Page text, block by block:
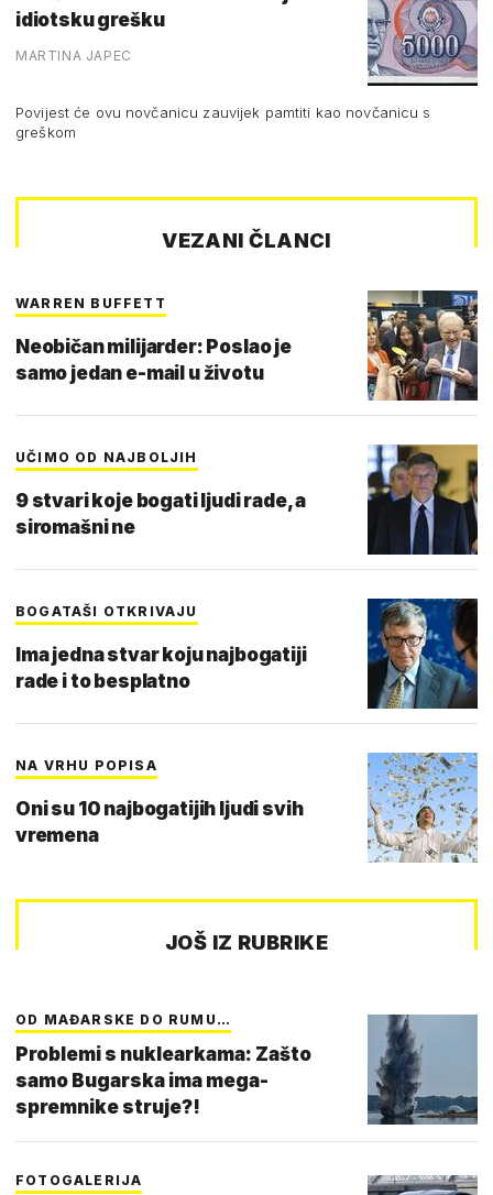
idiotsku grešku
MARTINA JAPEC
Povijest će ovu novčanicu zauvijek pamtiti kao novčanicu s
greškom
VEZANI ČLANCI
WARREN BUFFETT
Neobičan milijarder: Poslao je
samo jedan e-mail u životu
UČIMO OD NAJBOLJIH
9 stvari koje bogati ljudi rade, a
siromašni ne
BOGATAŠI OTKRIVAJU
Ima jedna stvar koju najbogatiji
rade i to besplatno
NA VRHU POPISA
Oni su 10 najbogatijih ljudi svih
vremena
JOŠ IZ RUBRIKE
OD MAĐARSKE DO RUMU…
Problemi s nuklearkama: Zašto
samo Bugarska ima mega-
spremnike struje?!
FOTOGALERIJA